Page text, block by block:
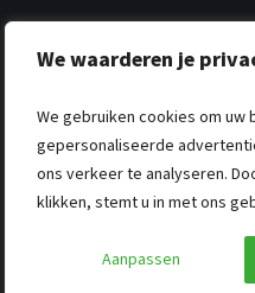
We waarderen je
We gebruiken cookies om
gepersonaliseerde
ons verkeer te analyseren.
klikken, stemt u in met ons
Aanpassen